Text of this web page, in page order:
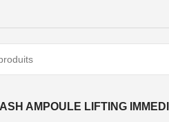
AMPOULE LIFTING